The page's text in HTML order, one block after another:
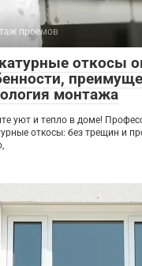
проемов
откосы
монтажа
уют и тепло в доме!
откосы: без трещин и